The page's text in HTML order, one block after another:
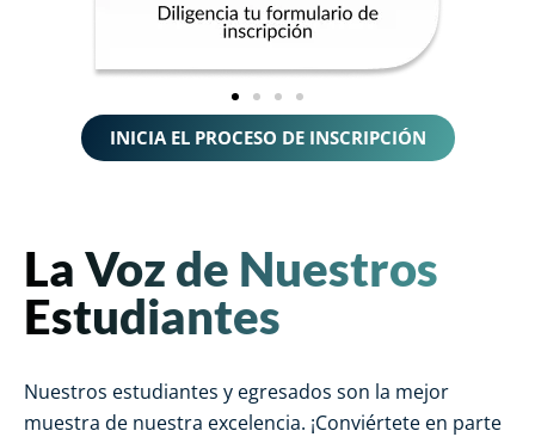
INICIA EL PROCESO DE INSCRIPCIÓN
La Voz de Nuestros
Estudiantes
Nuestros estudiantes y egresados son la mejor
muestra de nuestra excelencia. ¡Conviértete en parte